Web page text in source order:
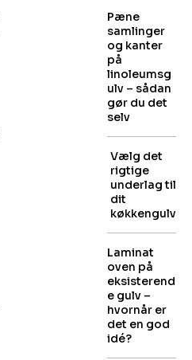
Pæne
samlinger
og kanter
på
linoleumsg
ulv – sådan
gør du det
selv
Vælg det
rigtige
underlag til
dit
køkkengulv
Laminat
oven på
eksisterend
e gulv –
hvornår er
det en god
idé?